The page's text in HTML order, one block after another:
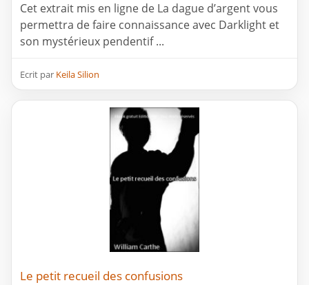
Cet extrait mis en ligne de La dague d’argent vous
permettra de faire connaissance avec Darklight et
son mystérieux pendentif ...
Ecrit par Keila Silion
Le petit recueil des confusions